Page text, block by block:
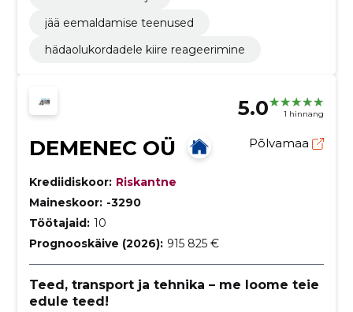
jää eemaldamise teenused
hädaolukordadele kiire reageerimine
5.0 1 hinnang
DEMENEC OÜ Põlvamaa
Krediidiskoor: Riskantne
Maineskoor: -3290
Töötajaid: 10
Prognooskäive (2026): 915 825 €
Teed, transport ja tehnika – me loome teie
edule teed!